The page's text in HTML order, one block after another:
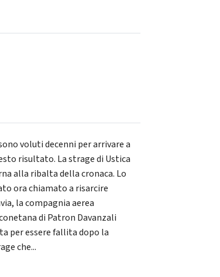
voluti decenni per arrivare a
risultato. La strage di Ustica
alla ribalta della cronaca. Lo
ora chiamato a risarcire
la compagnia aerea
di Patron Davanzali
per essere fallita dopo la
che...